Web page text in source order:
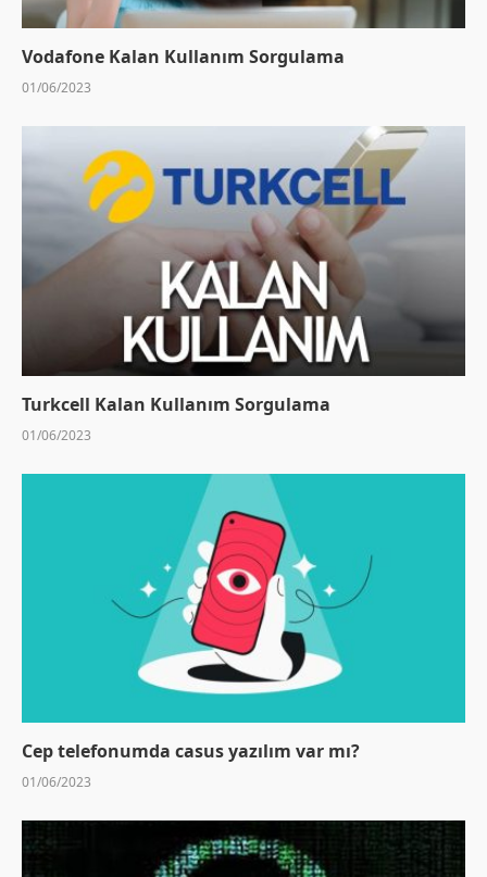
Vodafone Kalan Kullanım Sorgulama
01/06/2023
Turkcell Kalan Kullanım Sorgulama
01/06/2023
Cep telefonumda casus yazılım var mı?
01/06/2023